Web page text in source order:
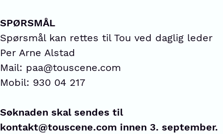
SPØRSMÅL
Spørsmål kan rettes til Tou ved daglig leder
Per Arne Alstad
Mail: paa@touscene.com
Mobil: 930 04 217
Søknaden skal sendes til
kontakt@touscene.com innen 3. september.